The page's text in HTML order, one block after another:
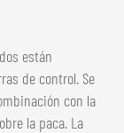
están
de control. Se
con la
la paca. La